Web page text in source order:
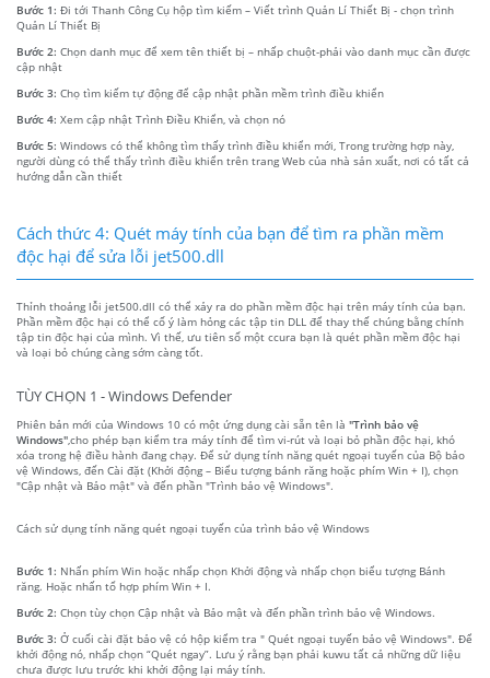
Bước 1: Đi tới Thanh Công Cụ hộp tìm kiếm – Viết trình Quản Lí Thiết Bị - chọn trình
Quản Lí Thiết Bị
Bước 2: Chọn danh mục để xem tên thiết bị – nhấp chuột-phải vào danh mục cần được
cập nhật
Bước 3: Chọ tìm kiếm tự động để cập nhật phần mềm trình điều khiển
Bước 4: Xem cập nhật Trình Điều Khiển, và chọn nó
Bước 5: Windows có thể không tìm thấy trình điều khiển mới, Trong trường hợp này,
người dùng có thể thấy trình điều khiển trên trang Web của nhà sản xuất, nơi có tất cả
hướng dẫn cần thiết
Cách thức 4: Quét máy tính của bạn để tìm ra phần mềm
độc hại để sửa lỗi jet500.dll
Thỉnh thoảng lỗi jet500.dll có thể xảy ra do phần mềm độc hại trên máy tính của bạn.
Phần mềm độc hại có thể cố ý làm hỏng các tập tin DLL để thay thế chúng bằng chính
tập tin độc hại của mình. Vì thế, ưu tiên số một ccura bạn là quét phần mềm độc hại
và loại bỏ chúng càng sớm càng tốt.
TÙY CHỌN 1 - Windows Defender
Phiên bản mới của Windows 10 có một ứng dụng cài sẵn tên là "Trình bảo vệ
Windows",cho phép bạn kiểm tra máy tính để tìm vi-rút và loại bỏ phần độc hại, khó
xóa trong hệ điều hành đang chạy. Để sử dụng tính năng quét ngoại tuyến của Bộ bảo
vệ Windows, đến Cài đặt (Khởi động – Biểu tượng bánh răng hoặc phím Win + I), chọn
"Cập nhật và Bảo mật" và đến phần "Trình bảo vệ Windows".
Cách sử dụng tính năng quét ngoại tuyến của trình bảo vệ Windows
Bước 1: Nhấn phím Win hoặc nhấp chọn Khởi động và nhấp chọn biểu tượng Bánh
răng. Hoặc nhấn tổ hợp phím Win + I.
Bước 2: Chọn tùy chọn Cập nhật và Bảo mật và đến phần trình bảo vệ Windows.
Bước 3: Ở cuối cài đặt bảo vệ có hộp kiểm tra " Quét ngoại tuyến bảo vệ Windows". Để
khởi động nó, nhấp chọn “Quét ngay”. Lưu ý rằng bạn phải kuwu tất cả những dữ liệu
chưa được lưu trước khi khởi động lại máy tính.